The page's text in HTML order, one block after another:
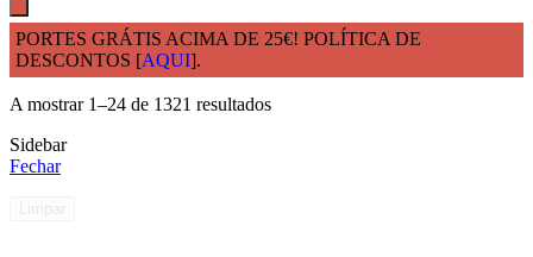
PORTES GRÁTIS ACIMA DE 25€! POLÍTICA DE
DESCONTOS [AQUI].
InícioLoja
A mostrar 1–24 de 1321 resultados
Sidebar
Fechar